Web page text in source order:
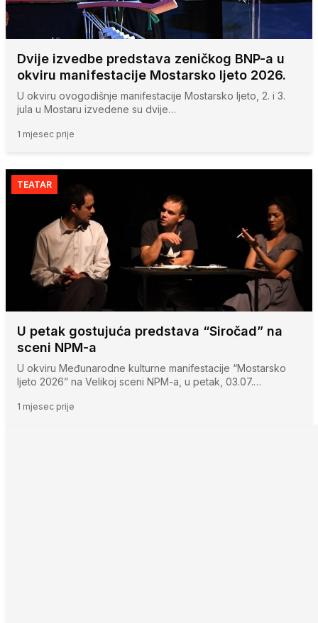
Dvije izvedbe predstava zeničkog BNP-a u
okviru manifestacije Mostarsko ljeto 2026.
U okviru ovogodišnje manifestacije Mostarsko ljeto, 2. i 3.
jula u Mostaru izvedene su dvije…
1 mjesec prije
TEATAR
U petak gostujuća predstava “Siročad” na
sceni NPM-a
U okviru Međunarodne kulturne manifestacije “Mostarsko
ljeto 2026” na Velikoj sceni NPM-a, u petak, 03.07.…
1 mjesec prije